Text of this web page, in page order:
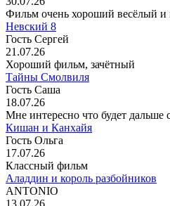
Фильм очень хороший весёлый и
Невский 8
Гость Сергей
21.07.26
Хороший фильм, зачётный
Тайны Смолвиля
Гость Саша
18.07.26
Мне интересно что будет дальше
Кишан и Канхайя
Гость Ольга
17.07.26
Классный фильм
Аладдин и король разбойников
ANTONIO
13.07.26